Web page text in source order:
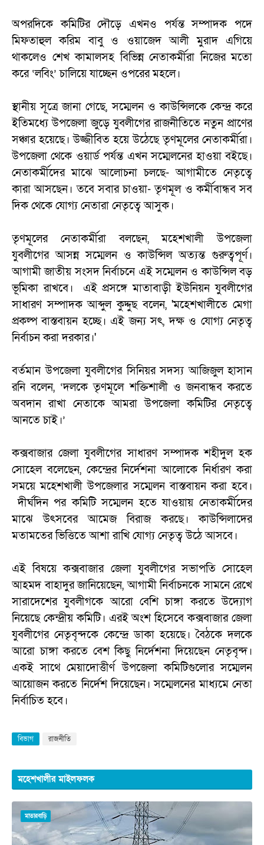
অপরদিকে কমিটির দৌড়ে এখনও পর্যন্ত সম্পাদক পদে
মিফতাহুল করিম বাবু ও ওয়াজেদ আলী মুরাদ এগিয়ে
থাকলেও শেখ কামালসহ বিভিন্ন নেতাকর্মীরা নিজের মতো
করে ‘লবিং’ চালিয়ে যাচ্ছেন ওপরের মহলে।
স্থানীয় সূত্রে জানা গেছে, সম্মেলন ও কাউন্সিলকে কেন্দ্র করে
ইতিমধ্যে উপজেলা জুড়ে যুবলীগের রাজনীতিতে নতুন প্রাণের
সঞ্চার হয়েছে। উজ্জীবিত হয়ে উঠেছে তৃণমূলের নেতাকর্মীরা।
উপজেলা থেকে ওয়ার্ড পর্যন্ত এখন সম্মেলনের হাওয়া বইছে।
নেতাকর্মীদের মাঝে আলোচনা চলছে- আগামীতে নেতৃত্বে
কারা আসছেন। তবে সবার চাওয়া- তৃণমূল ও কর্মীবান্ধব সব
দিক থেকে যোগ্য নেতারা নেতৃত্বে আসুক।
তৃণমূলের নেতাকর্মীরা বলছেন, মহেশখালী উপজেলা
যুবলীগের আসন্ন সম্মেলন ও কাউন্সিল অত্যন্ত গুরুত্বপূর্ণ।
আগামী জাতীয় সংসদ নির্বাচনে এই সম্মেলন ও কাউন্সিল বড়
ভূমিকা রাখবে। এই প্রসঙ্গে মাতাবাড়ী ইউনিয়ন যুবলীগের
সাধারণ সম্পাদক আব্দুল কুদ্দুছ বলেন, 'মহেশখালীতে মেগা
প্রকল্প বাস্তবায়ন হচ্ছে। এই জন্য সৎ, দক্ষ ও যোগ্য নেতৃত্ব
নির্বাচন করা দরকার।'
বর্তমান উপজেলা যুবলীগের সিনিয়র সদস্য আজিজুল হাসান
রনি বলেন, ‘দলকে তৃণমূলে শক্তিশালী ও জনবান্ধব করতে
অবদান রাখা নেতাকে আমরা উপজেলা কমিটির নেতৃত্বে
আনতে চাই।’
কক্সবাজার জেলা যুবলীগের সাধারণ সম্পাদক শহীদুল হক
সোহেল বলেছেন, কেন্দ্রের নির্দেশনা আলোকে নির্ধারণ করা
সময়ে মহেশখালী উপজেলার সম্মেলন বাস্তবায়ন করা হবে।
দীর্ঘদিন পর কমিটি সম্মেলন হতে যাওয়ায় নেতাকর্মীদের
মাঝে উৎসবের আমেজ বিরাজ করছে। কাউন্সিলাদের
মতামতের ভিত্তিতে আশা রাখি যোগ্য নেতৃত্ব উঠে আসবে।
এই বিষয়ে কক্সবাজার জেলা যুবলীগের সভাপতি সোহেল
আহমদ বাহাদুর জানিয়েছেন, আগামী নির্বাচনকে সামনে রেখে
সারাদেশের যুবলীগকে আরো বেশি চাঙ্গা করতে উদ্যোগ
নিয়েছে কেন্দ্রীয় কমিটি। এরই অংশ হিসেবে কক্সবাজার জেলা
যুবলীগের নেতৃবৃন্দকে কেন্দ্রে ডাকা হয়েছে। বৈঠকে দলকে
আরো চাঙ্গা করতে বেশ কিছু নির্দেশনা দিয়েছেন নেতৃবৃন্দ।
একই সাথে মেয়াদোত্তীর্ণ উপজেলা কমিটিগুলোর সম্মেলন
আয়োজন করতে নির্দেশ দিয়েছেন। সম্মেলনের মাধ্যমে নেতা
নির্বাচিত হবে।
বিভাগ রাজনীতি
মহেশখালীর মাইলফলক
মাতারবাড়ি